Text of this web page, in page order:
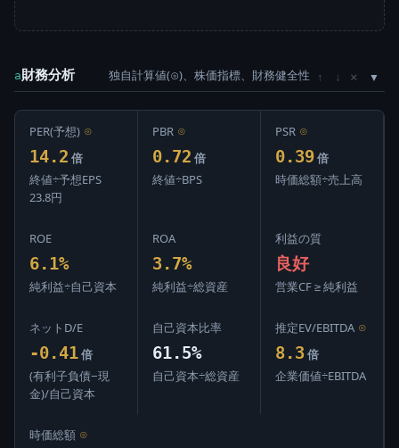
a財務分析 独自計算値(⊙)、株価指標、財務健全性 ↑ ↓ ×
PER(予想) ⊙
14.2 倍
終値÷予想EPS
23.8円
PBR ⊙
0.72 倍
終値÷BPS
PSR ⊙
0.39 倍
時価総額÷売上高
ROE
6.1%
純利益÷自己資本
ROA
3.7%
純利益÷総資産
利益の質
良好
営業CF ≥ 純利益
ネットD/E
-0.41 倍
(有利子負債−現
金)/自己資本
自己資本比率
61.5%
自己資本÷総資産
推定EV/EBITDA ⊙
8.3 倍
企業価値÷EBITDA
時価総額 ⊙